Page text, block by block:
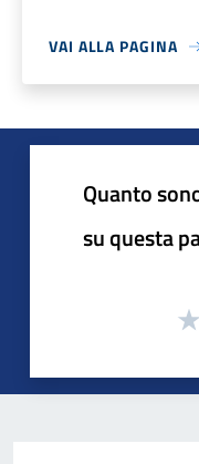
VAI ALLA PAGINA
Quanto
su questa